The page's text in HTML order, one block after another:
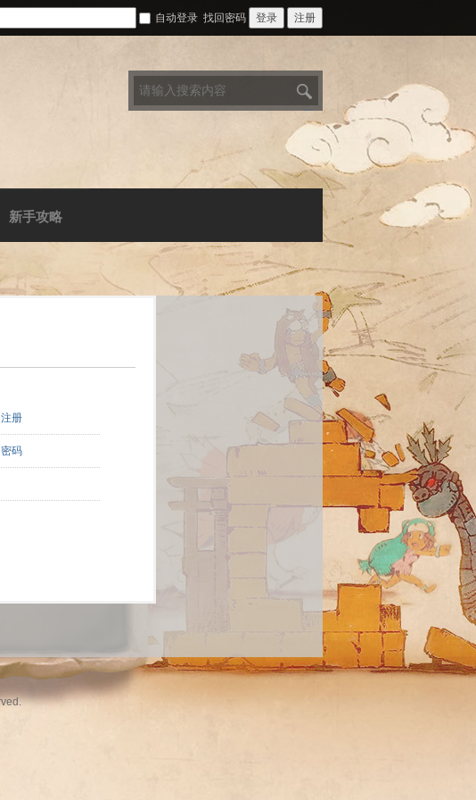
自动登录 找回密码 登录 注册
新手攻略
册
码